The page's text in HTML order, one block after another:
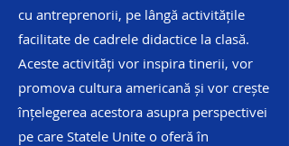
cu antreprenorii, pe lângă activitățile
facilitate de cadrele didactice la clasă.
Aceste activități vor inspira tinerii, vor
promova cultura americană și vor crește
înțelegerea acestora asupra perspectivei
pe care Statele Unite o oferă în